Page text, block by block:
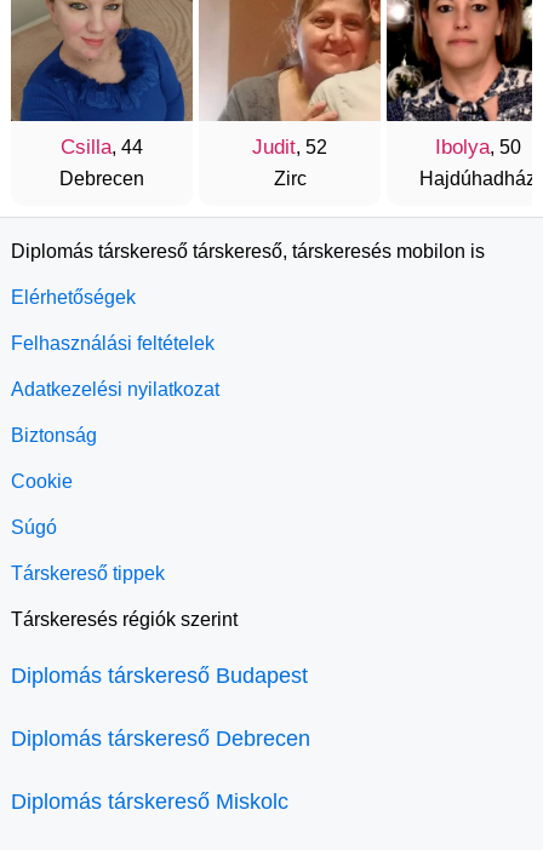
Csilla, 44
Debrecen
Judit, 52
Zirc
Ibolya, 50
Hajdúhadház
Diplomás társkereső társkereső, társkeresés mobilon is
Elérhetőségek
Felhasználási feltételek
Adatkezelési nyilatkozat
Biztonság
Cookie
Súgó
Társkereső tippek
Társkeresés régiók szerint
Diplomás társkereső Budapest
Diplomás társkereső Debrecen
Diplomás társkereső Miskolc